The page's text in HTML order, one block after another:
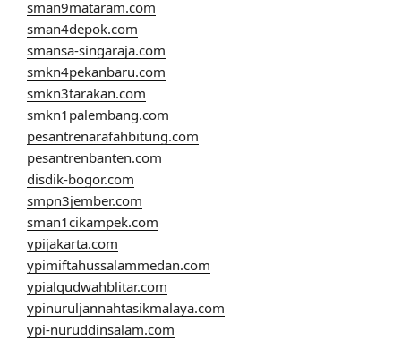
sman9mataram.com
sman4depok.com
smansa-singaraja.com
smkn4pekanbaru.com
smkn3tarakan.com
smkn1palembang.com
pesantrenarafahbitung.com
pesantrenbanten.com
disdik-bogor.com
smpn3jember.com
sman1cikampek.com
ypijakarta.com
ypimiftahussalammedan.com
ypialqudwahblitar.com
ypinuruljannahtasikmalaya.com
ypi-nuruddinsalam.com